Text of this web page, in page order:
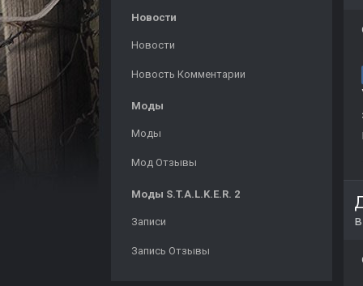
Новости
Новости
Новость Комментарии
Моды
Моды
Мод Отзывы
Моды S.T.A.L.K.E.R. 2
Записи
Запись Отзывы